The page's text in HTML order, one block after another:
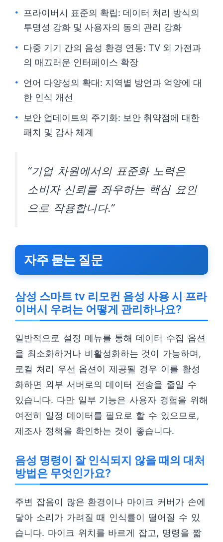
프라이버시 표준의 확립: 데이터 처리 방식의
투명성 강화 및 사용자의 동의 관리 강화
다중 기기 간의 음성 환경 연동: TV 외 가전과
의 매끄러운 인터페이스 확장
언어 다양성의 확대: 지역별 방언과 억양에 대
한 인식 개선
보안 업데이트의 주기화: 보안 취약점에 대한
패치 및 감사 체계
“기업 차원에서의 표준화 노력은
소비자 신뢰를 좌우하는 핵심 요인
으로 작용합니다.”
자주 묻는 질문
삼성 스마트 tv 리모컨 음성 사용 시 프라
이버시 우려는 어떻게 관리하나요?
일반적으로 설정 메뉴를 통해 데이터 수집 옵션
을 최소화하거나 비활성화하는 것이 가능하며,
로컬 처리 우선 옵션이 제공될 경우 이를 활성
화하면 외부 서버로의 데이터 전송을 줄일 수
있습니다. 다만 일부 기능은 사용자 경험을 위해
여전히 일정 데이터를 필요로 할 수 있으므로,
제조사 정책을 확인하는 것이 좋습니다.
음성 명령이 잘 인식되지 않을 때의 대처
방법은 무엇인가요?
주변 잡음이 많은 환경이나 마이크 커버가 손에
닿아 소리가 가려질 때 인식률이 떨어질 수 있
습니다. 마이크 위치를 바르게 잡고, 명령을 짧